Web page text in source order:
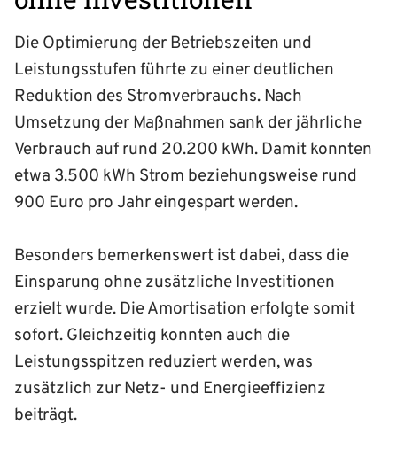
Die Optimierung der Betriebszeiten und
Leistungsstufen führte zu einer deutlichen
Reduktion des Stromverbrauchs. Nach
Umsetzung der Maßnahmen sank der jährliche
Verbrauch auf rund 20.200 kWh. Damit konnten
etwa 3.500 kWh Strom beziehungsweise rund
900 Euro pro Jahr eingespart werden.
Besonders bemerkenswert ist dabei, dass die
Einsparung ohne zusätzliche Investitionen
erzielt wurde. Die Amortisation erfolgte somit
sofort. Gleichzeitig konnten auch die
Leistungsspitzen reduziert werden, was
zusätzlich zur Netz- und Energieeffizienz
beiträgt.